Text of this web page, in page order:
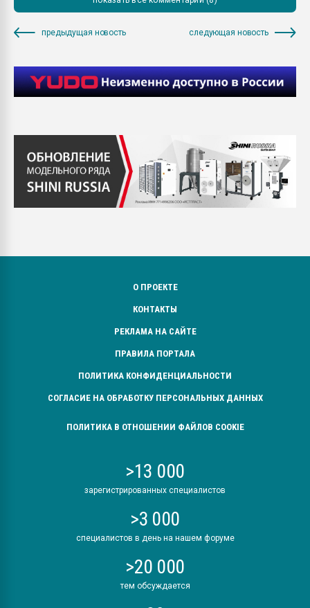
предыдущая новость следующая новость
О ПРОЕКТЕ
КОНТАКТЫ
РЕКЛАМА НА САЙТЕ
ПРАВИЛА ПОРТАЛА
ПОЛИТИКА КОНФИДЕНЦИАЛЬНОСТИ
СОГЛАСИЕ НА ОБРАБОТКУ ПЕРСОНАЛЬНЫХ ДАННЫХ
ПОЛИТИКА В ОТНОШЕНИИ ФАЙЛОВ COOKIE
>13 000
зарегистрированных специалистов
>3 000
специалистов в день на нашем форуме
>20 000
тем обсуждается